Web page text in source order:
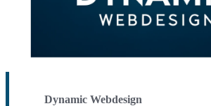
Dynamic Webdesign